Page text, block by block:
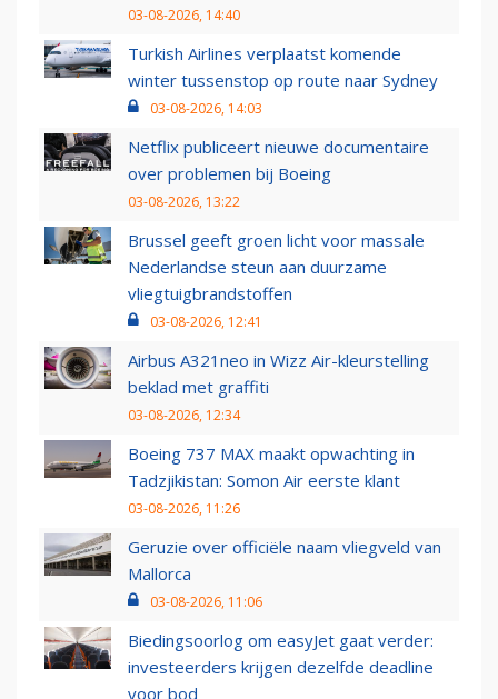
03-08-2026, 14:40
Turkish Airlines verplaatst komende
winter tussenstop op route naar Sydney
03-08-2026, 14:03
Netflix publiceert nieuwe documentaire
over problemen bij Boeing
03-08-2026, 13:22
Brussel geeft groen licht voor massale
Nederlandse steun aan duurzame
vliegtuigbrandstoffen
03-08-2026, 12:41
Airbus A321neo in Wizz Air-kleurstelling
beklad met graffiti
03-08-2026, 12:34
Boeing 737 MAX maakt opwachting in
Tadzjikistan: Somon Air eerste klant
03-08-2026, 11:26
Geruzie over officiële naam vliegveld van
Mallorca
03-08-2026, 11:06
Biedingsoorlog om easyJet gaat verder:
investeerders krijgen dezelfde deadline
voor bod